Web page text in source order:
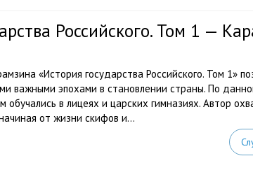
Российского. Том 1 —
«История государства Российского. Том 1»
важными эпохами в становлении страны. По
в лицеях и царских гимназиях. Автор
от жизни скифов и...